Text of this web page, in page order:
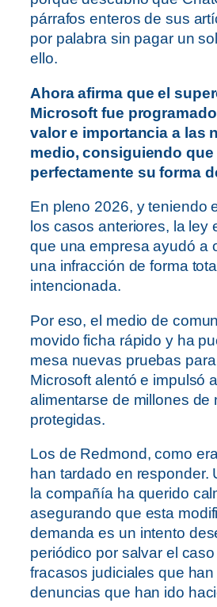
párrafos enteros de sus
por palabra sin pagar un
ello.
Ahora afirma que el
Microsoft fue
valor e importancia a las
medio, consiguiendo que
perfectamente su forma
En pleno 2026, y teniendo
los casos anteriores, la ley
que una empresa ayudó a
una infracción de forma
intencionada.
Por eso, el medio de
movido ficha rápido y ha
mesa nuevas pruebas
Microsoft alentó e impulsó
alimentarse de millones de
protegidas.
Los de Redmond, como
han tardado en responder.
la compañía ha querido
asegurando que esta
demanda es un intento
periódico por salvar el
fracasos judiciales que
denuncias que han ido